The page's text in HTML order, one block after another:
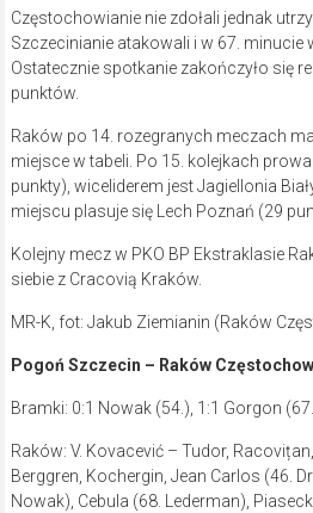
Częstochowianie nie zdołali jednak
Szczecinianie atakowali i w 67. minucie
Ostatecznie spotkanie zakończyło się
punktów.
Raków po 14. rozegranych meczach
miejsce w tabeli. Po 15. kolejkach
punkty), wiceliderem jest Jagiellonia
miejscu plasuje się Lech Poznań (29
Kolejny mecz w PKO BP Ekstraklasie
siebie z Cracovią Kraków.
MR-K, fot: Jakub Ziemianin (Raków
Pogoń Szczecin – Raków
Bramki: 0:1 Nowak (54.), 1:1 Gorgon
Raków: V. Kovacević – Tudor,
Berggren, Kochergin, Jean Carlos (46.
Nowak), Cebula (68. Lederman),